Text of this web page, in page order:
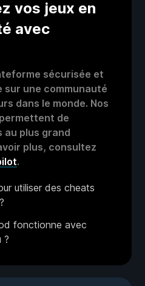
vos jeux en
avec
sécurisée et
une communauté
dans le monde. Nos
de
au plus grand
plus, consultez
.
utiliser des cheats
fonctionne avec
?